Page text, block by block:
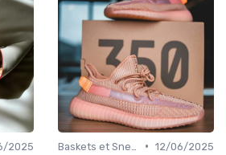
2025
• 12/06/2025